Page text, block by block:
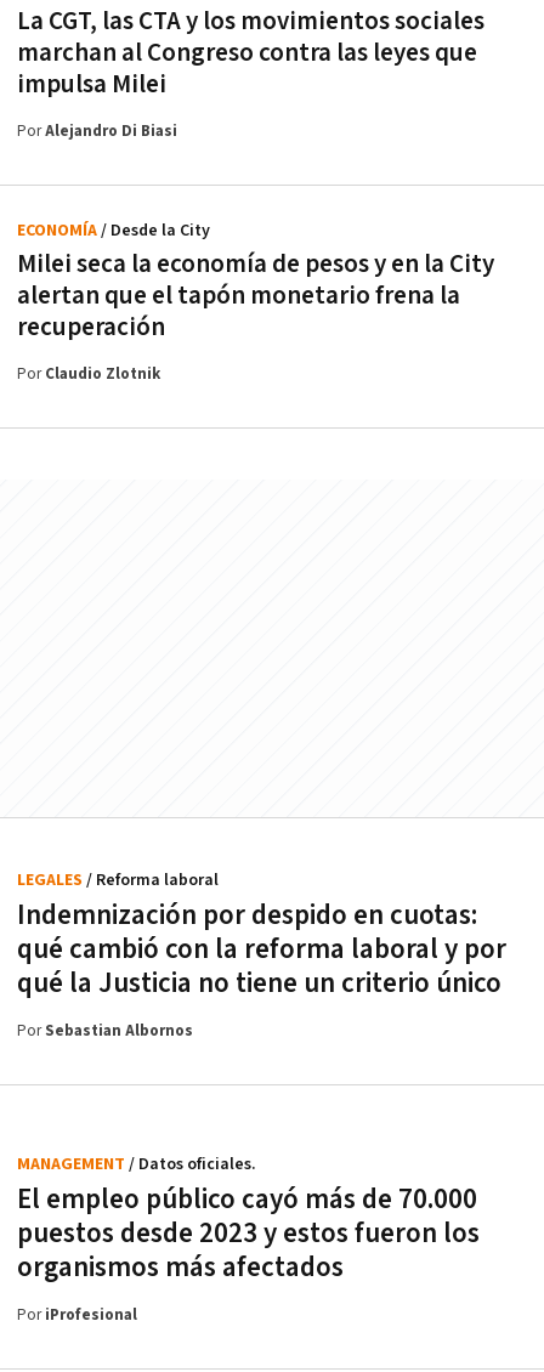
La CGT, las CTA y los movimientos sociales
marchan al Congreso contra las leyes que
impulsa Milei
PorAlejandro Di Biasi
Milei seca la economía de pesos y en la City
alertan que el tapón monetario frena la
recuperación
ECONOMÍA/ Desde la City
PorClaudio Zlotnik
Indemnización por despido en cuotas:
qué cambió con la reforma laboral y por
qué la Justicia no tiene un criterio único
LEGALES / Reforma laboral
PorSebastian Albornos
El empleo público cayó más de 70.000
puestos desde 2023 y estos fueron los
organismos más afectados
MANAGEMENT / Datos oficiales.
PoriProfesional